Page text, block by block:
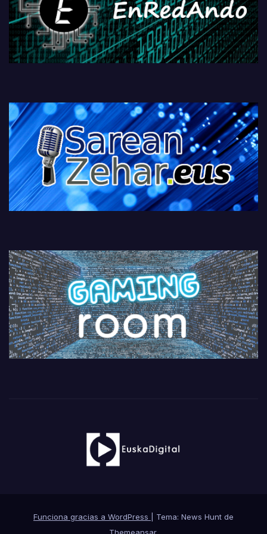
Funciona gracias a WordPress
Tema: News Hunt de
Themeansar.